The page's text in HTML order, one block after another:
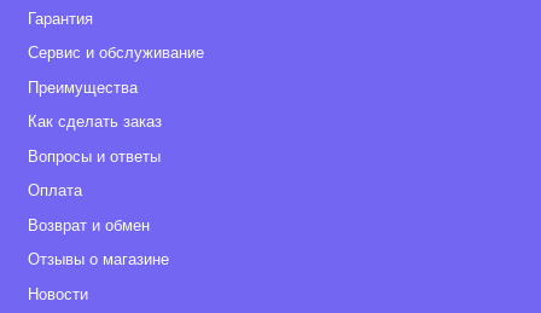
Гарантия
Сервис и обслуживание
Преимущества
Как сделать заказ
Вопросы и ответы
Оплата
Возврат и обмен
Отзывы о магазине
Новости